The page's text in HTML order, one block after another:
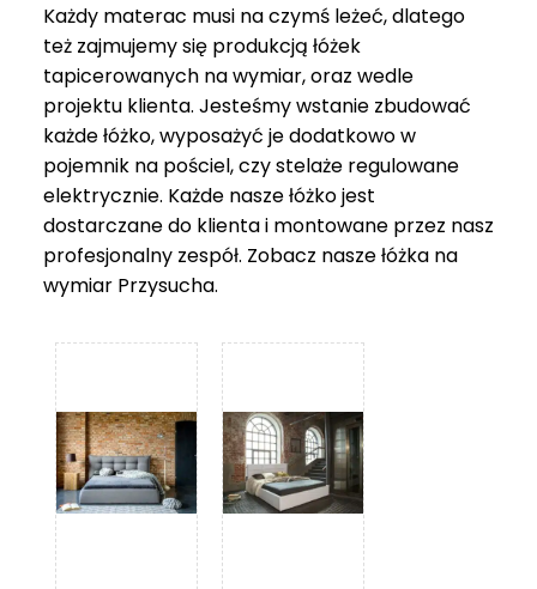
Każdy materac musi na czymś leżeć, dlatego
też zajmujemy się produkcją łóżek
tapicerowanych na wymiar, oraz wedle
projektu klienta. Jesteśmy wstanie zbudować
każde łóżko, wyposażyć je dodatkowo w
pojemnik na pościel, czy stelaże regulowane
elektrycznie. Każde nasze łóżko jest
dostarczane do klienta i montowane przez nasz
profesjonalny zespół. Zobacz naszełóżka na
wymiar Przysucha.